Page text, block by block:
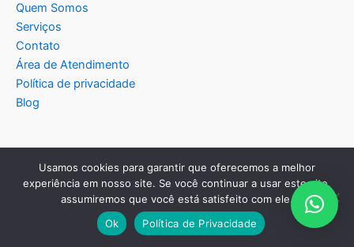
Quem Somos
Serviços
Contato
Área de Atendimento
Política de privacidade
Blog
Copyright © 2026 Americana Assistência Técnica
Eletrodomésticos | Criado por: MKT Produtos Digitais.
Usamos cookies para garantir que oferecemos a melhor
experiência em nosso site. Se você continuar a usar este site,
assumiremos que você está satisfeito com ele.
Ok
Política de Privacidade